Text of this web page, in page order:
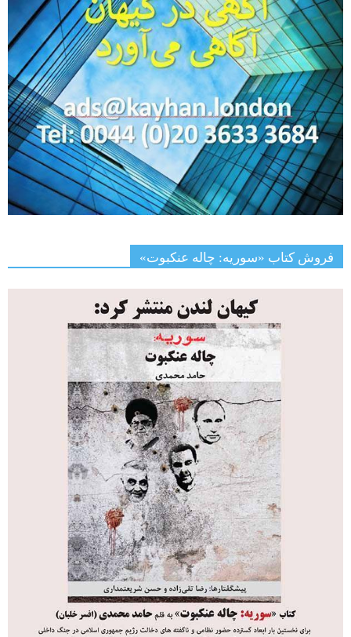
فروش کتاب «سوریه: چاله عنکبوت»